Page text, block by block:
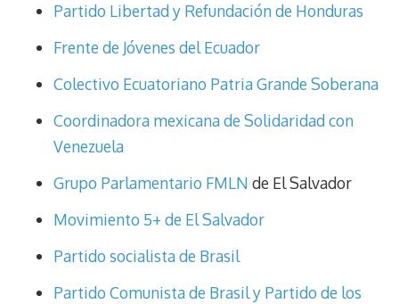
Partido Libertad y Refundación de Honduras
Frente de Jóvenes del Ecuador
Colectivo Ecuatoriano Patria Grande Soberana
Coordinadora mexicana de Solidaridad con
Venezuela
Grupo Parlamentario FMLN de El Salvador
Movimiento 5+ de El Salvador
Partido socialista de Brasil
Partido Comunista de Brasil y Partido de los